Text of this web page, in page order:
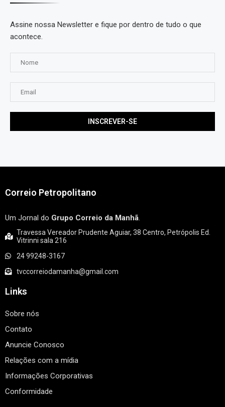
Assine nossa Newsletter e fique por dentro de tudo o que
acontece.
Correio Petropolitano
Um Jornal do Grupo Correio da Manhã.
Travessa Vereador Prudente Aguiar, 38 Centro, Petrópolis Ed.
Vitrinni sala 216
24 99248-3167
tvccorreiodamanha@gmail.com
Links
Sobre nós
Contato
Anuncie Conosco
Relações com a mídia
Informações Corporativas
Conformidade